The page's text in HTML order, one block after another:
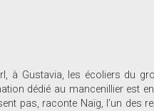
à Gustavia, les écoliers du
dédié au mancenillier est
pas, raconte Naïg, l’un des